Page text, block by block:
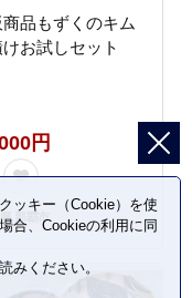
品もずくのキム
お試しセット
円
県 那覇市
ッキー（Cookie）を使
合、Cookieの利用に同
みください。